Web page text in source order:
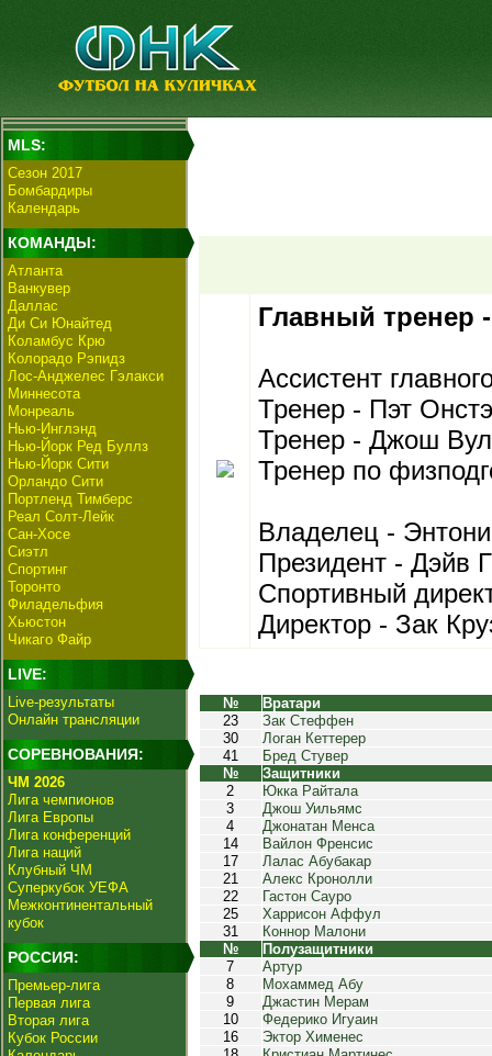
MLS:
Сезон 2017
Бомбардиры
Календарь
КОМАНДЫ:
Атланта
Ванкувер
Даллас
Ди Си Юнайтед
Коламбус Крю
Колорадо Рэпидз
Лос-Анджелес Гэлакси
Миннесота
Монреаль
Нью-Инглэнд
Нью-Йорк Ред Буллз
Нью-Йорк Сити
Орландо Сити
Портленд Тимберс
Реал Солт-Лейк
Сан-Хосе
Сиэтл
Спортинг
Торонто
Филадельфия
Хьюстон
Чикаго Файр
LIVE:
Live-результаты
Онлайн трансляции
СОРЕВНОВАНИЯ:
ЧМ 2026
Лига чемпионов
Лига Европы
Лига конференций
Лига наций
Клубный ЧМ
Суперкубок УЕФА
Межконтинентальный
кубок
РОССИЯ:
Премьер-лига
Первая лига
Вторая лига
Кубок России
Главный тренер
Ассистент
Тренер - Пэт
Тренер - Джош
Тренер по
Владелец -
Президент - Дэйв
Спортивный
Директор - Зак
№
Вратари
23
Зак Стеффен
30
Логан Кеттерер
41
Бред Стувер
№
Защитники
2
Юкка Райтала
3
Джош Уильямс
4
Джонатан Менса
14
Вайлон Френсис
17
Лалас Абубакар
21
Алекс Кронолли
22
Гастон Сауро
25
Харрисон Аффул
31
Коннор Малони
№
Полузащитники
7
Артур
8
Мохаммед Абу
9
Джастин Мерам
10
Федерико Игуаин
16
Эктор Хименес